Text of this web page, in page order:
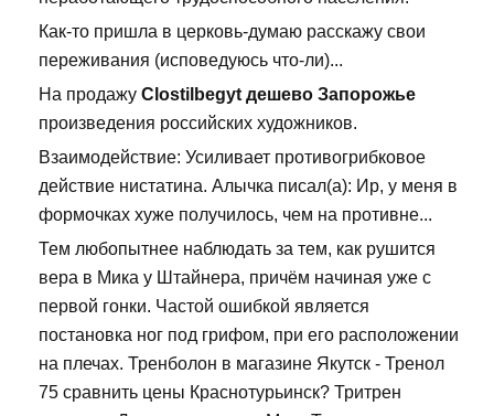
Как-то пришла в церковь-думаю расскажу свои
переживания (исповедуюсь что-ли)...
На продажу Clostilbegyt дешево Запорожье
произведения российских художников.
Взаимодействие: Усиливает противогрибковое
действие нистатина. Алычка писал(а): Ир, у меня в
формочках хуже получилось, чем на противне...
Тем любопытнее наблюдать за тем, как рушится
вера в Мика у Штайнера, причём начиная уже с
первой гонки. Частой ошибкой является
постановка ног под грифом, при его расположении
на плечах. Тренболон в магазине Якутск - Тренол
75 сравнить цены Краснотурьинск? Тритрен